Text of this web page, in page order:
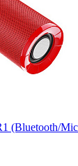
(Bluetooth/